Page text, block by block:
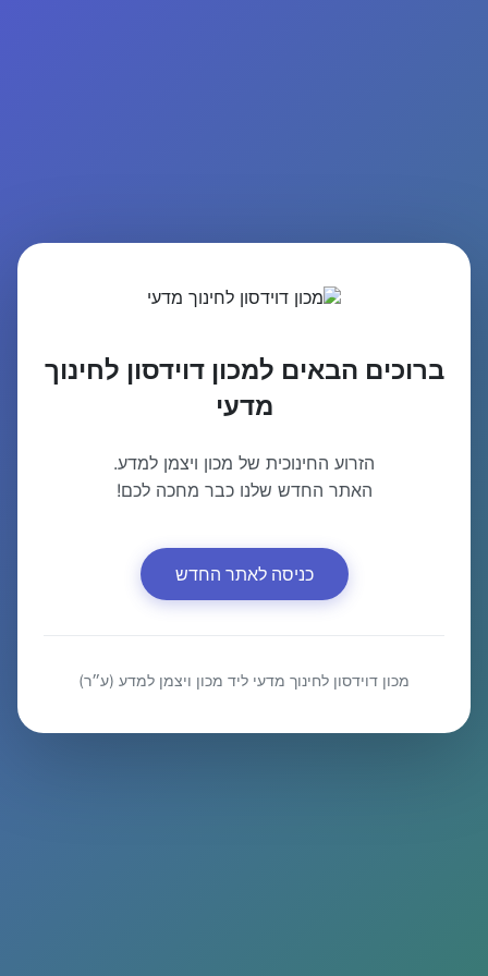
ברוכים הבאים למכון דוידסון לחינוך
מדעי
הזרוע החינוכית של מכון ויצמן למדע.
האתר החדש שלנו כבר מחכה לכם!
כניסה לאתר החדש
מכון דוידסון לחינוך מדעי ליד מכון ויצמן למדע (ע״ר)